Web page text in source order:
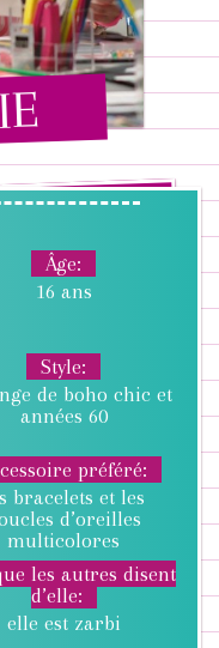
Âge
16 ans
Style
de boho chic et
années 60
préféré
bracelets et les
d’oreilles
multicolores
les autres disent
d’elle
elle est zarbi